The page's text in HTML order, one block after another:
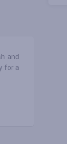
and
for a